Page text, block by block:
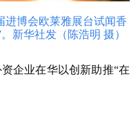
博会欧莱雅展台试闻香
新华社发（陈浩明 摄）
企业在华以创新助推“在